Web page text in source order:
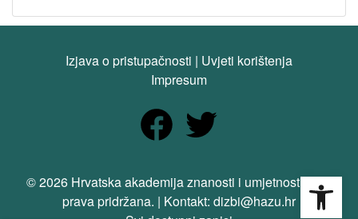
Izjava o pristupačnosti | Uvjeti korištenja
Impresum
© 2026 Hrvatska akademija znanosti i umjetnosti. Sva
prava pridržana. | Kontakt: dizbi@hazu.hr